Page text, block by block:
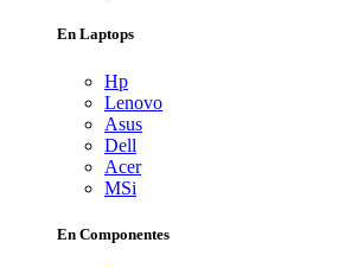
En Laptops
Hp
Lenovo
Asus
Dell
Acer
MSi
En Componentes